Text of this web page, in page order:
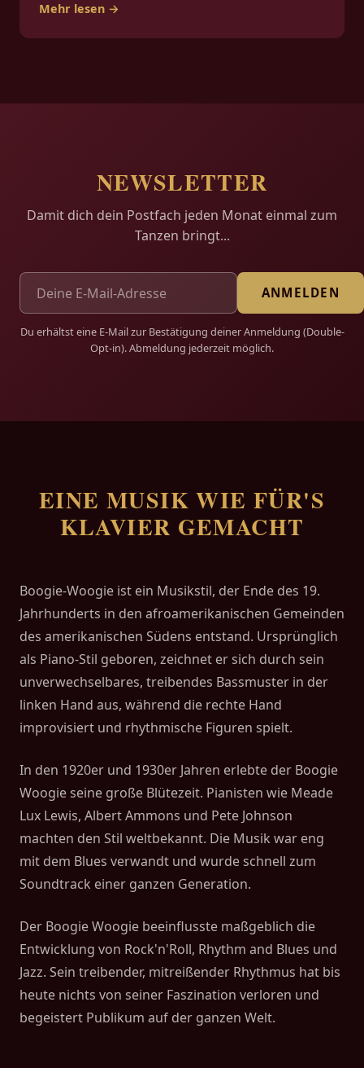
Mehr lesen →
NEWSLETTER
Damit dich dein Postfach jeden Monat einmal zum
Tanzen bringt...
ANMELDEN
Du erhältst eine E-Mail zur Bestätigung deiner Anmeldung (Double-
Opt-in). Abmeldung jederzeit möglich.
EINE MUSIK WIE FÜR'S
KLAVIER GEMACHT
Boogie-Woogie ist ein Musikstil, der Ende des 19.
Jahrhunderts in den afroamerikanischen Gemeinden
des amerikanischen Südens entstand. Ursprünglich
als Piano-Stil geboren, zeichnet er sich durch sein
unverwechselbares, treibendes Bassmuster in der
linken Hand aus, während die rechte Hand
improvisiert und rhythmische Figuren spielt.
In den 1920er und 1930er Jahren erlebte der Boogie
Woogie seine große Blütezeit. Pianisten wie Meade
Lux Lewis, Albert Ammons und Pete Johnson
machten den Stil weltbekannt. Die Musik war eng
mit dem Blues verwandt und wurde schnell zum
Soundtrack einer ganzen Generation.
Der Boogie Woogie beeinflusste maßgeblich die
Entwicklung von Rock'n'Roll, Rhythm and Blues und
Jazz. Sein treibender, mitreißender Rhythmus hat bis
heute nichts von seiner Faszination verloren und
begeistert Publikum auf der ganzen Welt.